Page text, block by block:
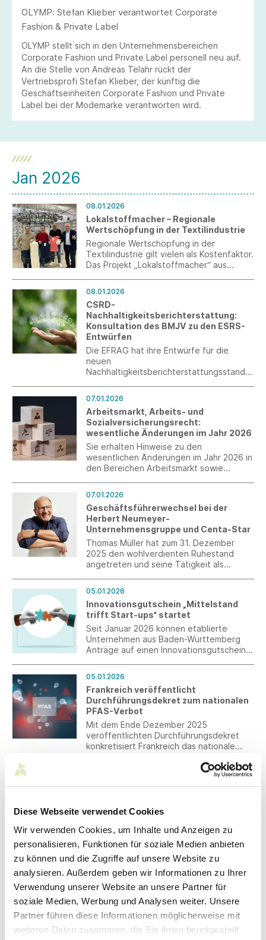
Diese Webseite verwendet Cookies
Wir verwenden Cookies, um Inhalte und Anzeigen zu
personalisieren, Funktionen für soziale Medien anbieten
zu können und die Zugriffe auf unsere Website zu
analysieren. Außerdem geben wir Informationen zu Ihrer
Verwendung unserer Website an unsere Partner für
soziale Medien, Werbung und Analysen weiter. Unsere
Partner führen diese Informationen möglicherweise mit
weiteren Daten zusammen, die Sie ihnen bereitgestellt
OLYMP: Stefan Klieber verantwortet Corporate
Fashion & Private Label
OLYMP stellt sich in den Unternehmensbereichen
Corporate Fashion und Private Label personell neu auf.
An die Stelle von Andreas Telahr rückt der
Vertriebsprofi Stefan Klieber, der künftig die
Geschäftseinheiten Corporate Fashion und Private
Label bei der Modemarke verantworten wird.
Jan 2026
08.01.2026
Lokalstoffmacher – Regionale
Wertschöpfung in der Textilindustrie
Regionale Wertschöpfung in der
Textilindustrie gilt vielen als Kostenfaktor.
Das Projekt „Lokalstoffmacher“ aus
haben erstmals eine vollständig regionale
Strickstoff-Lieferkette aufgebaut – von
der Baumwollfaser bis zum veredelten
Stoff. Ziel ist es, Transparenz,
Planungssicherheit und neue
Absatzpotenziale für regional
produzierte Textilien zu schaffen.
08.01.2026
CSRD-
Nachhaltigkeitsberichterstattung:
Konsultation des BMJV zu den ESRS-
Entwürfen
Die EFRAG hat ihre Entwürfe für die
neuen
Nachhaltigkeitsberichterstattungsstandar
dazu anhören. Das Bundesministerium der
Justiz und für Verbraucherschutz
ermöglicht, bis zum 16. Januar 2026 zu
den ESRS-Entwürfen Stellung zu nehmen.
07.01.2026
Arbeitsmarkt, Arbeits- und
Sozialversicherungsrecht:
wesentliche Änderungen im Jahr 2026
Sie erhalten Hinweise zu den
wesentlichen Änderungen im Jahr 2026 in
den Bereichen Arbeitsmarkt sowie
07.01.2026
Geschäftsführerwechsel bei der
Herbert Neumeyer-
Unternehmensgruppe und Centa-Star
Thomas Müller hat zum 31. Dezember
2025 den wohlverdienten Ruhestand
angetreten und seine Tätigkeit als
Herr Markus Ertel, der seit vielen Jahren
sehr erfolgreich Heinrich Häussling führt,
zusätzlich die
Geschäftsführungsverantwortung für
Centa-Star.
05.01.2026
Innovationsgutschein „Mittelstand
trifft Start-ups“ startet
Seit Januar 2026 können etablierte
Unternehmen aus Baden-Württemberg
Anträge auf einen Innovationsgutschein
05.01.2026
Frankreich veröffentlicht
Durchführungsdekret zum nationalen
PFAS-Verbot
Mit dem Ende Dezember 2025
veröffentlichten Durchführungsdekret
konkretisiert Frankreich das nationale
unter anderem Regelungen zu
Definitionen, Ausnahmen für bestimmte
Produktgruppen, Grenzwerte sowie
wir einen Überblick über die wesentlichen
Steuerliches Reisekostenrecht:
Übernachtungspauschalen bei
Auslandsreisen ab 1. Januar 2026
Das Bundesministerium für Finanzen
(BMF) hat das Anwendungsschreiben
“Steuerliche Behandlung von Reisekosten
und Reisekostenvergütungen bei
betrieblich und beruflich veranlassten
Auslandsreisen ab 1. Januar 2026“
veröffentlicht.
02.01.2026
zero startet mit ZERO | MEN vertikales
Menswear Label
Mit ZERO | MEN launcht zero 2026 ein
vollvertikales Menswear Label und